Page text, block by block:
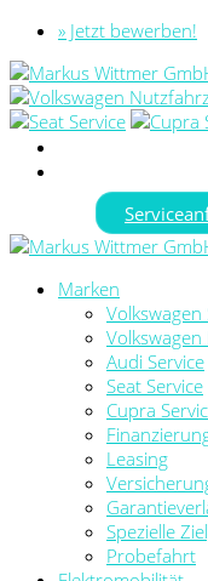
» Jetzt bewerben!
Marken
Volkswagen
Audi Service
Seat Service
Cupra
Leasing
Spezielle
Probefahrt